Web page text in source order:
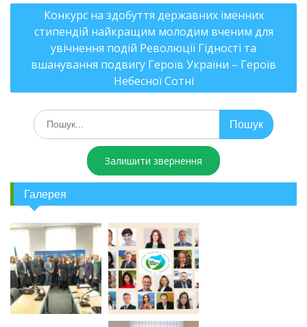
Конкурс на здобуття державних іменних
стипендій найкращим молодим вченим для
увічнення подій Революції Гідності та
вшанування подвигу Героїв України – Героїв
Небесної Сотні
Залишити звернення
Галерея